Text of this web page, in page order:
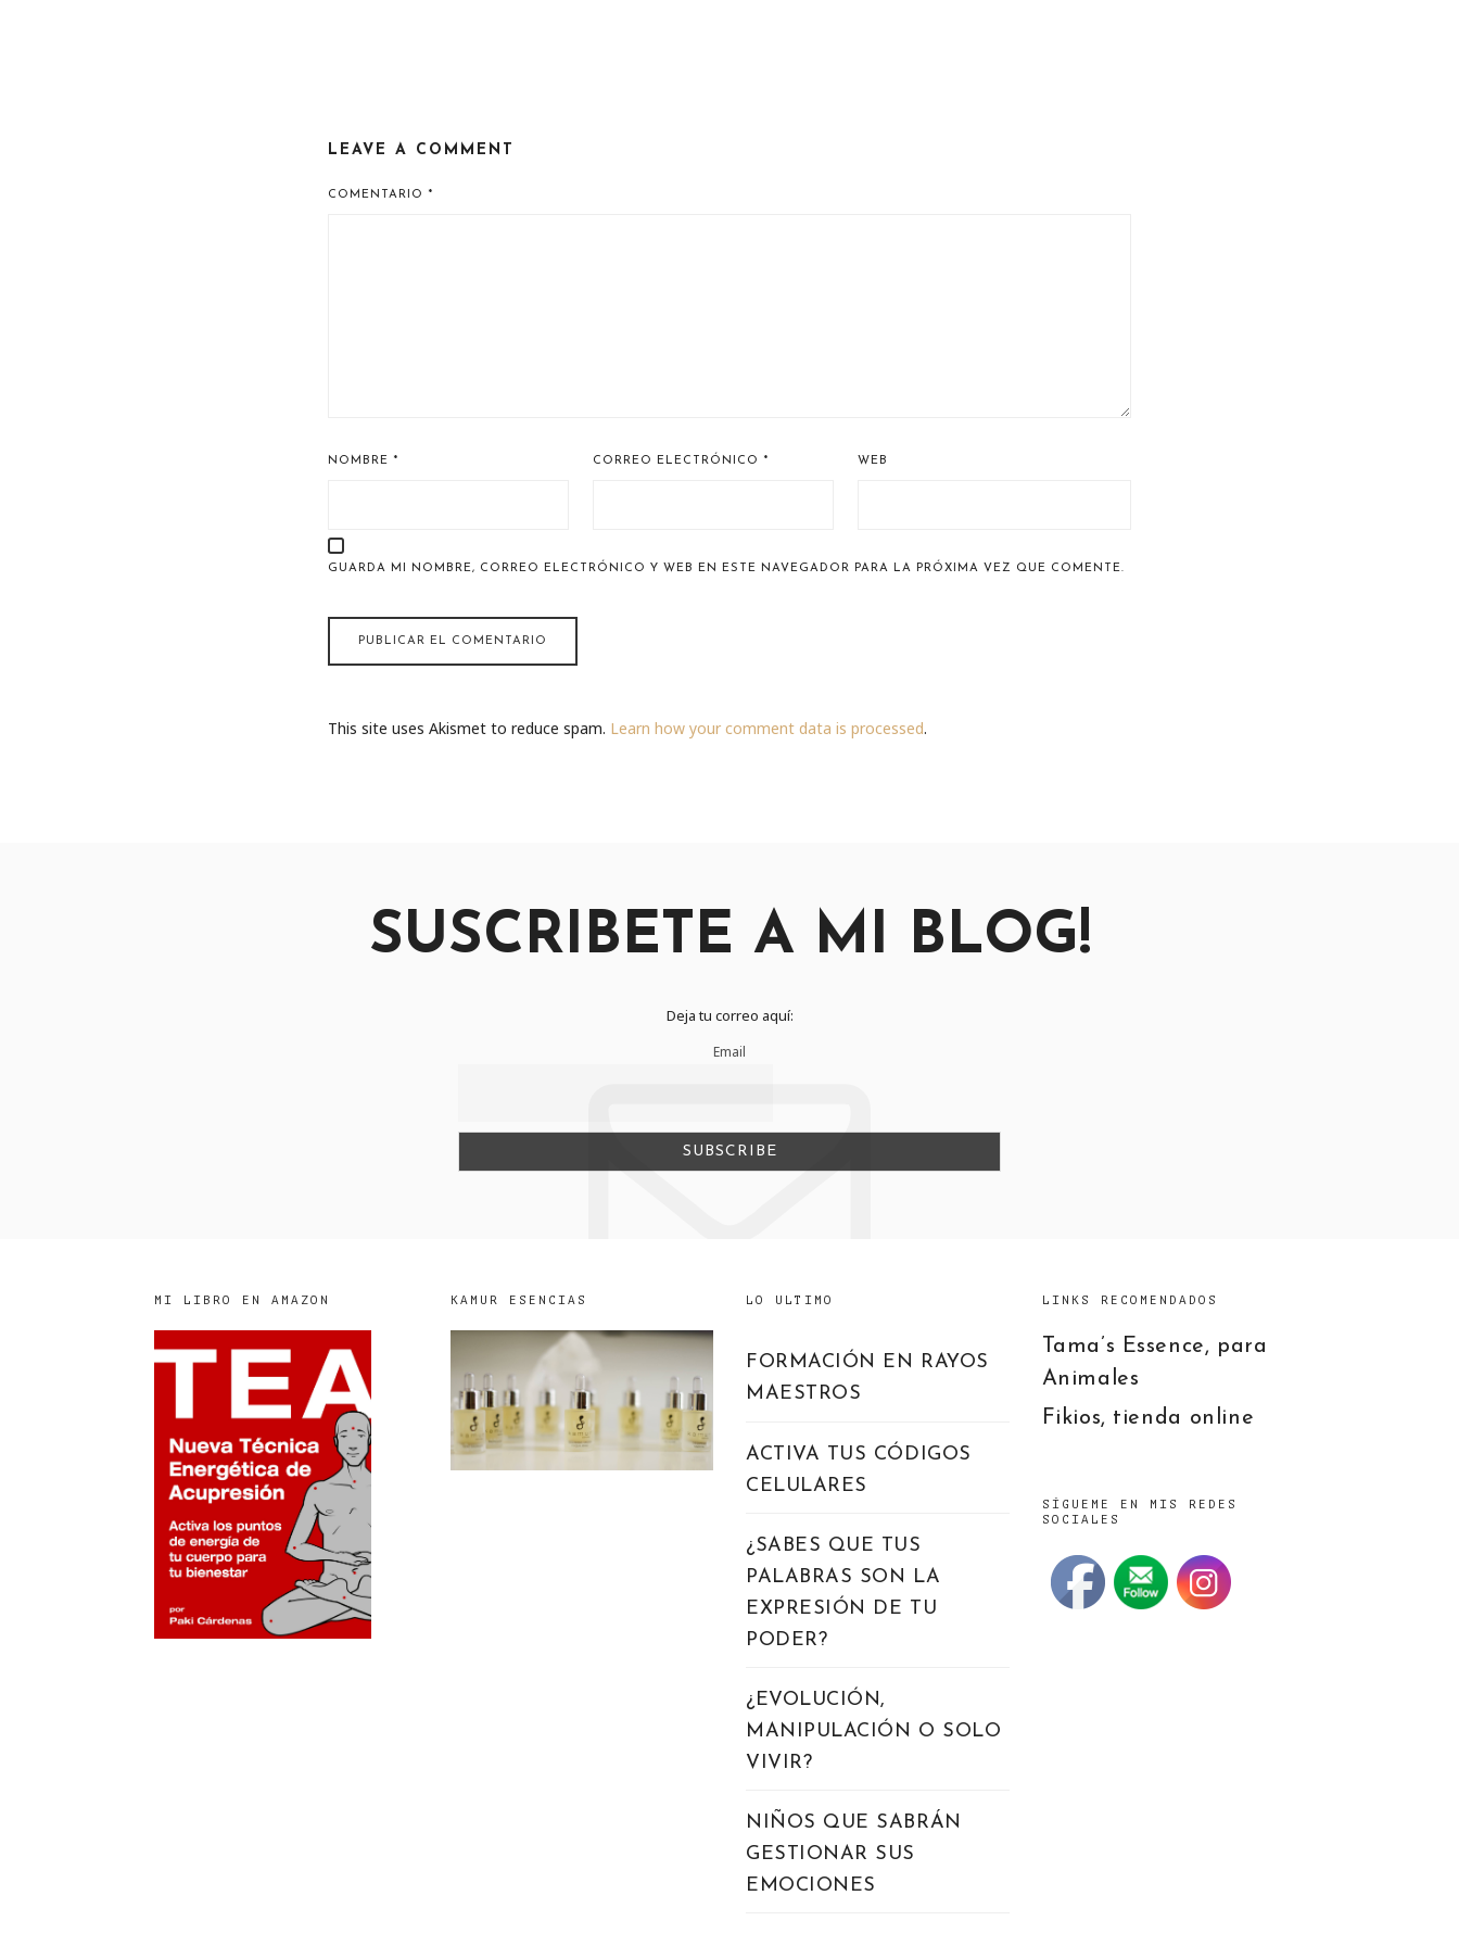
LEAVE A COMMENT
COMENTARIO *
NOMBRE * CORREO ELECTRÓNICO * WEB
GUARDA MI NOMBRE, CORREO ELECTRÓNICO Y WEB EN ESTE NAVEGADOR PARA LA PRÓXIMA VEZ QUE COMENTE.
This site uses Akismet to reduce spam. Learn how your comment data is processed.
SUSCRIBETE A MI BLOG!
Deja tu correo aquí:
Email
MI LIBRO EN AMAZON KAMUR ESENCIAS LO ULTIMO
FORMACIÓN EN RAYOS
MAESTROS
ACTIVA TUS CÓDIGOS
CELULARES
¿SABES QUE TUS
PALABRAS SON LA
EXPRESIÓN DE TU
PODER?
¿EVOLUCIÓN,
MANIPULACIÓN O SOLO
VIVIR?
NIÑOS QUE SABRÁN
GESTIONAR SUS
EMOCIONES
LINKS RECOMENDADOS
Tama’s Essence, para
Animales
Fikios, tienda online
SÍGUEME EN MIS REDES
SOCIALES